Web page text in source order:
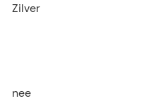
Zilver
nee